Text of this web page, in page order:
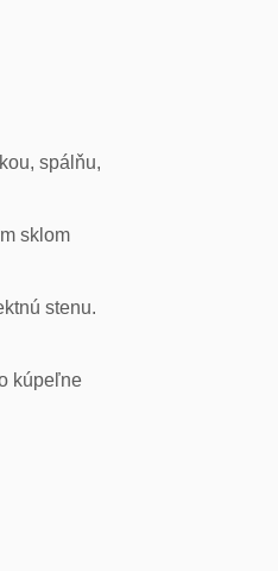
spálňu,
sklom
stenu.
kúpeľne